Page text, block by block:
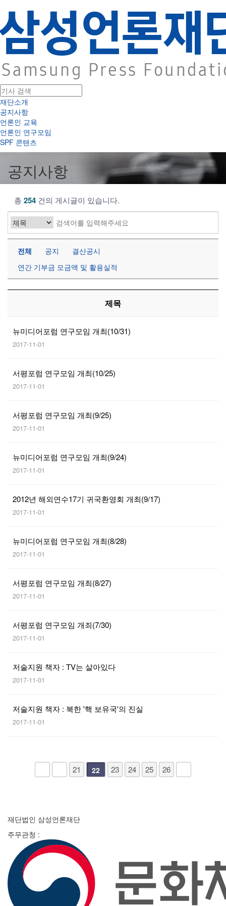
재단소개
공지사항
언론인 교육
언론인 연구모임
SPF 콘텐츠
공지사항
총 254 건의 게시글이 있습니다.
전체 공지
결산공시
연간 기부금 모금액 및 활용실적
제목
뉴미디어포럼 연구모임 개최(10/31)
2017-11-01
서평포럼 연구모임 개최(10/25)
2017-11-01
서평포럼 연구모임 개최(9/25)
2017-11-01
뉴미디어포럼 연구모임 개최(9/24)
2017-11-01
2012년 해외연수17기 귀국환영회 개최(9/17)
2017-11-01
뉴미디어포럼 연구모임 개최(8/28)
2017-11-01
서평포럼 연구모임 개최(8/27)
2017-11-01
서평포럼 연구모임 개죄(7/30)
2017-11-01
저술지원 책자 : TV는 살아있다
2017-11-01
저술지원 책자 : 북한 '핵 보유국'의 진실
2017-11-01
21 22 23 24 25 26
재단법인 삼성언론재단
주무관청 :